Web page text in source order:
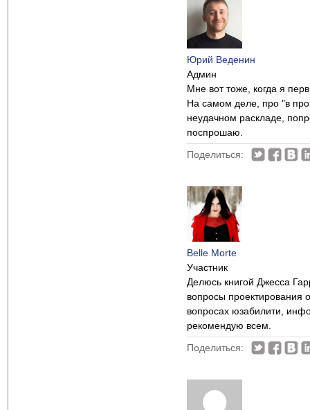
Юрий Веденин
Админ
Мне вот тоже, когда я
На самом деле, про "в
неудачном раскладе,
поспрошаю.
Поделиться:
Belle Morte
Участник
Делюсь книгой Джесса
вопросы проектирования
вопросах юзабилити,
рекомендую всем.
Поделиться: